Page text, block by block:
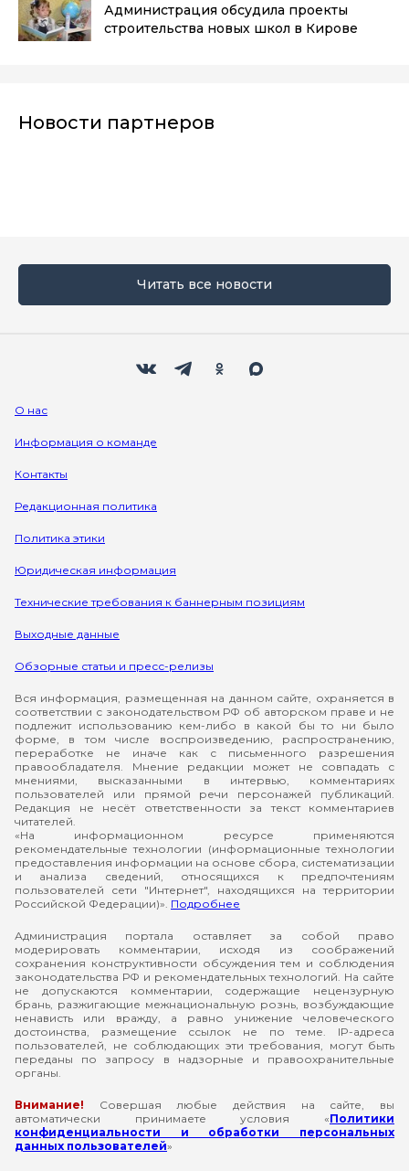
Администрация обсудила проекты
строительства новых школ в Кирове
Новости партнеров
Читать все новости
О нас
Информация о команде
Контакты
Редакционная политика
Политика этики
Юридическая информация
Технические требования к баннерным позициям
Выходные данные
Обзорные статьи и пресс-релизы
Вся информация, размещенная на данном сайте, охраняется в
соответствии с законодательством РФ об авторском праве и не
подлежит использованию кем-либо в какой бы то ни было
форме, в том числе воспроизведению, распространению,
переработке не иначе как с письменного разрешения
правообладателя. Мнение редакции может не совпадать с
мнениями, высказанными в интервью, комментариях
пользователей или прямой речи персонажей публикаций.
Редакция не несёт ответственности за текст комментариев
читателей.
«На информационном ресурсе применяются
рекомендательные технологии (информационные технологии
предоставления информации на основе сбора, систематизации
и анализа сведений, относящихся к предпочтениям
пользователей сети "Интернет", находящихся на территории
Российской Федерации)». Подробнее
Администрация портала оставляет за собой право
модерировать комментарии, исходя из соображений
сохранения конструктивности обсуждения тем и соблюдения
законодательства РФ и рекомендательных технологий. На сайте
не допускаются комментарии, содержащие нецензурную
брань, разжигающие межнациональную рознь, возбуждающие
ненависть или вражду, а равно унижение человеческого
достоинства, размещение ссылок не по теме. IP-адреса
пользователей, не соблюдающих эти требования, могут быть
переданы по запросу в надзорные и правоохранительные
органы.
Внимание! Совершая любые действия на сайте, вы
автоматически принимаете условия «Политики
конфиденциальности и обработки персональных
данных пользователей»